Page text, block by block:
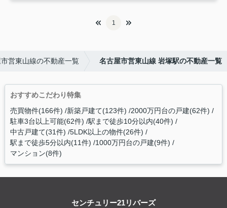
1
営東山線の不動産一覧 名古屋市営東山線 岩塚駅の不動産一覧
おすすめこだわり特集
売買物件(166件) 新築戸建て(123件) 2000万円台の戸建(62件)
駐車3台以上可能(62件) 駅まで徒歩10分以内(40件)
中古戸建て(31件) 5LDK以上の物件(26件)
駅まで徒歩5分以内(11件) 1000万円台の戸建(9件)
マンション(8件)
センチュリー21リバーズ